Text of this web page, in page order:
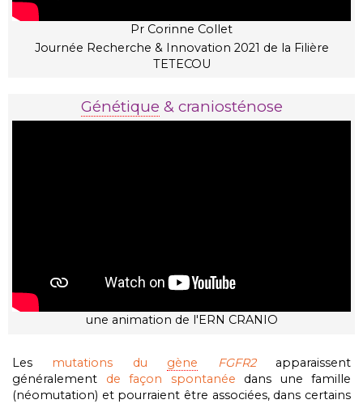
Pr Corinne Collet
Journée Recherche & Innovation 2021 de la Filière
TETECOU
Génétique & craniosténose
une animation de l'ERN CRANIO
Les mutations du gène FGFR2 apparaissent
généralement de façon spontanée dans une famille
(néomutation) et pourraient être associées, dans certains